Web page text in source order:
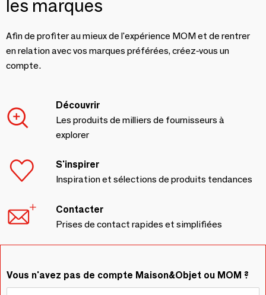
les marques
Afin de profiter au mieux de l'expérience MOM et de rentrer
en relation avec vos marques préférées, créez-vous un
compte.
Découvrir
Les produits de milliers de fournisseurs à
explorer
S'inspirer
Inspiration et sélections de produits tendances
Contacter
Prises de contact rapides et simplifiées
Vous n'avez pas de compte Maison&Objet ou MOM ?